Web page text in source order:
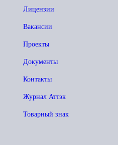
Лицензии
Вакансии
Проекты
Документы
Контакты
Журнал Аттэк
Товарный знак